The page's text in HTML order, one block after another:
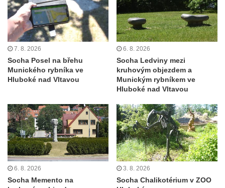
Socha svatého Jana Nepomuckého u
kostela svatého Martina v Kozlech
Kamenný pomník neznámého účelu u
Základní a Mateřské školy v Teplicích nad
Metují
Kamenná plastika před hotelem Orlík v
Základní kámen stavebních úprav Domova
Dolní zámek Teplice nad Metují
Socha svatého Jana Nepomuckého v ulici
Aloise Jiráska v Teplicích nad Metují
Socha Pijící žena v ulici Aloise Jiráska v
7. 8. 2026
Socha Posel na břehu
Munického rybníka ve
Hluboké nad Vltavou
6. 8. 2026
Socha Ledviny mezi
kruhovým objezdem a
Munickým rybníkem ve
Hluboké nad Vltavou
6. 8. 2026
Socha Memento na
3. 8. 2026
Socha Chalikotérium v ZOO